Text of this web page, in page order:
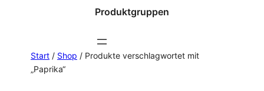
Produktgruppen
Start / Shop / Produkte verschlagwortet mit
„Paprika“